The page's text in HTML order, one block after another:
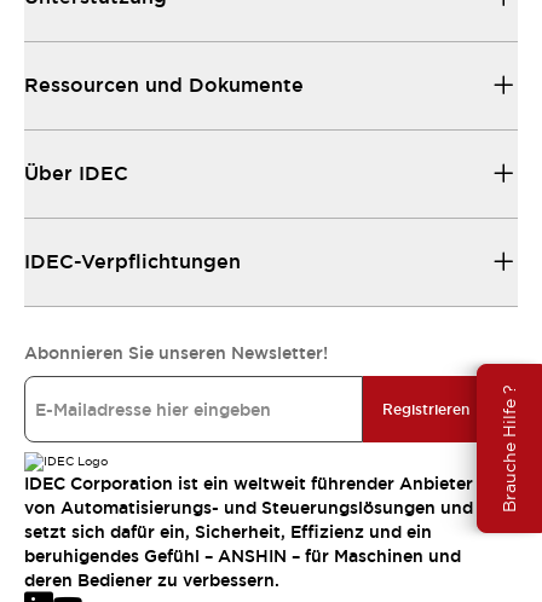
Brauche Hilfe ?
Ressourcen und Dokumente
Über IDEC
IDEC-Verpflichtungen
Abonnieren Sie unseren Newsletter!
Registrieren
IDEC Corporation ist ein weltweit führender Anbieter
von Automatisierungs- und Steuerungslösungen und
setzt sich dafür ein, Sicherheit, Effizienz und ein
beruhigendes Gefühl – ANSHIN – für Maschinen und
deren Bediener zu verbessern.